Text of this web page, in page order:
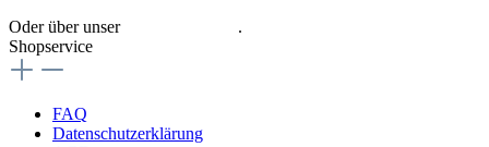
Oder über unser
.
Shopservice
FAQ
Datenschutzerklärung